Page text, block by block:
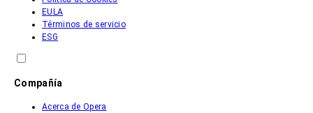
EULA
Términos de servicio
ESG
Compañía
Acerca de Opera